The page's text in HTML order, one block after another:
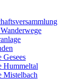
Gesees
Hummeltal
Mistelbach